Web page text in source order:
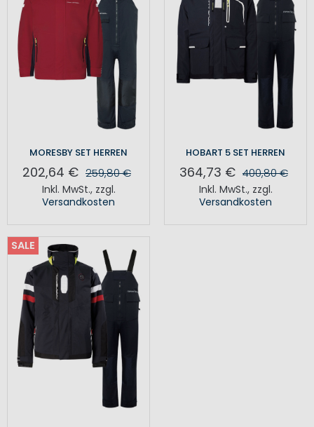
MORESBY SET HERREN
202,64 € 259,80 €
Inkl. MwSt., zzgl.
Versandkosten
HOBART 5 SET HERREN
364,73 € 400,80 €
Inkl. MwSt., zzgl.
Versandkosten
SALE